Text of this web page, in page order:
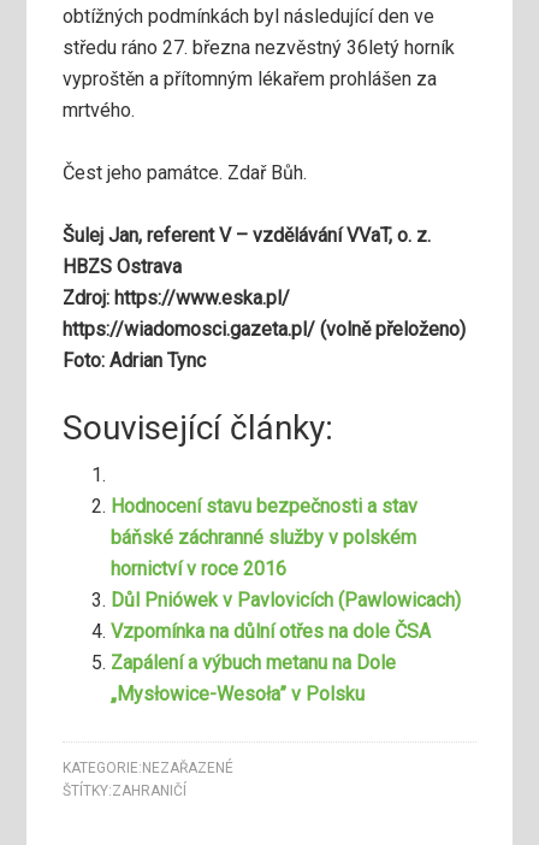
obtížných podmínkách byl následující den ve
středu ráno 27. března nezvěstný 36letý horník
vyproštěn a přítomným lékařem prohlášen za
mrtvého.
Čest jeho památce. Zdař Bůh.
Šulej Jan, referent V – vzdělávání VVaT, o. z.
HBZS Ostrava
Zdroj: https://www.eska.pl/
https://wiadomosci.gazeta.pl/ (volně přeloženo)
Foto: Adrian Tync
Související články:
Hodnocení stavu bezpečnosti a stav
báňské záchranné služby v polském
hornictví v roce 2016
Důl Pniówek v Pavlovicích (Pawlowicach)
Vzpomínka na důlní otřes na dole ČSA
Zapálení a výbuch metanu na Dole
„Mysłowice-Wesoła” v Polsku
KATEGORIE: NEZAŘAZENÉ
ŠTÍTKY:ZAHRANIČÍ